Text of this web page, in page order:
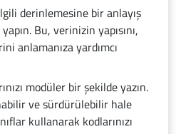
derinlemesine bir anlayış
Bu, verinizin yapısını,
anlamanıza yardımcı
modüler bir şekilde yazın.
ve sürdürülebilir hale
kullanarak kodlarınızı